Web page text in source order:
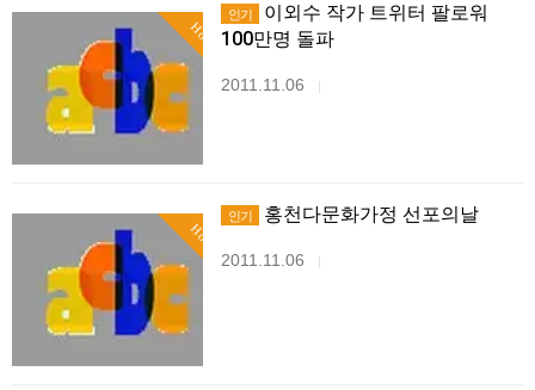
Hot
인기
이외수 작가 트위터 팔로워
100만명 돌파
2011.11.06 |
Hot
인기 홍천다문화가정 선포의날
2011.11.06 |